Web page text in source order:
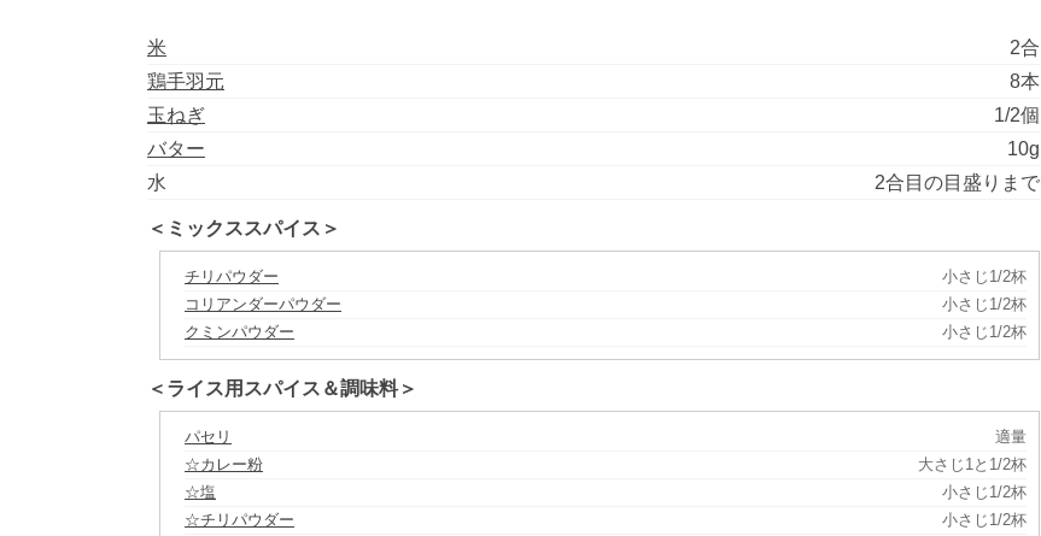
米
2合
鶏手羽元
8本
玉ねぎ
1/2個
バター
10g
水
2合目の目盛りまで
＜ミックススパイス＞
チリパウダー
小さじ1/2杯
コリアンダーパウダー
小さじ1/2杯
クミンパウダー
小さじ1/2杯
＜ライス用スパイス＆調味料＞
パセリ
適量
☆カレー粉
大さじ1と1/2杯
☆塩
小さじ1/2杯
☆チリパウダー
小さじ1/2杯